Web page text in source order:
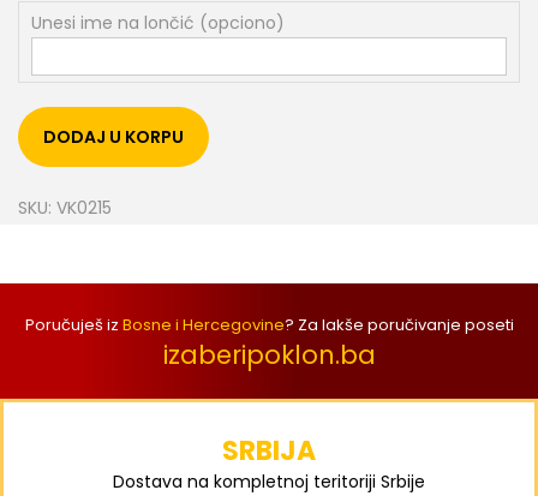
Unesi ime na lončić (opciono)
DODAJ U KORPU
SKU: VK0215
Poručuješ iz Bosne i Hercegovine? Za lakše poručivanje poseti
izaberipoklon.ba
SRBIJA
Dostava na kompletnoj teritoriji Srbije